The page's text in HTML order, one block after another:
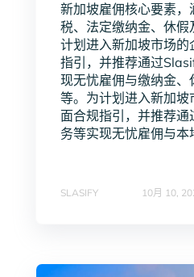
新加坡雇佣核心要素
税、法定缴纳金、休假
计划进入新加坡市场
指引，并推荐通过
现无忧雇佣与缴纳金、
等。为计划进入新加
面合规指引，并推荐
务等实现无忧雇佣与本
SLASIFY 10月 10,